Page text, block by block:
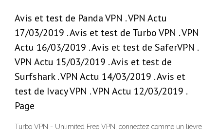
Avis et test de Panda VPN . VPN Actu
17/03/2019 . Avis et test de Turbo VPN . VPN
Actu 16/03/2019 . Avis et test de SaferVPN .
VPN Actu 15/03/2019 . Avis et test de
Surfshark . VPN Actu 14/03/2019 . Avis et
test de Ivacy VPN . VPN Actu 12/03/2019 .
Page
Turbo VPN - Unlimited Free VPN, connectez comme un lièvre